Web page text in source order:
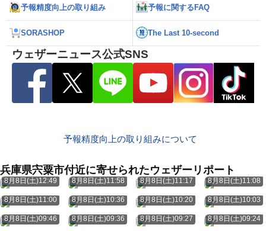
予報精度向上の取り組み 予報に関するFAQ
SORASHOP The Last 10-second
ウェザーニュース公式SNS
予報精度向上の取り組みについて
兵庫県宍粟市付近に寄せられたウェザーリポート
8月8日(土)12:49 8月8日(土)11:58 8月8日(土)11:17 8月8日(土)11:08
8月8日(土)11:00 8月8日(土)10:36 8月8日(土)10:20 8月8日(土)10:03
8月8日(土)09:46 8月8日(土)09:36 8月8日(土)09:27 8月8日(土)09:24